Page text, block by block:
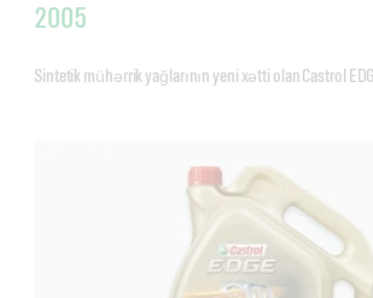
2005
Sintetik mühərrik yağlarının yeni xətti olan Castrol